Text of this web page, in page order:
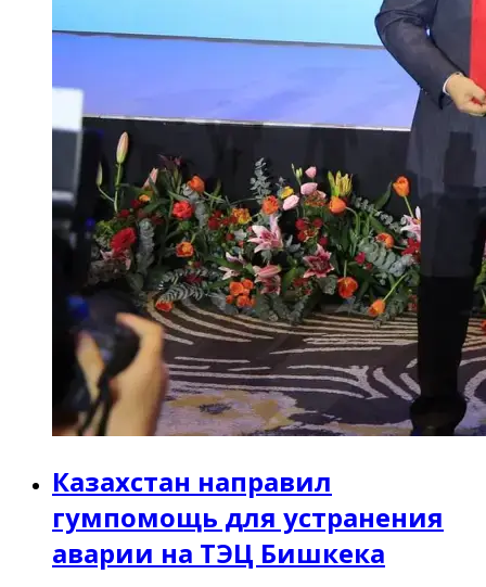
Казахстан направил
гумпомощь для устранения
аварии на ТЭЦ Бишкека